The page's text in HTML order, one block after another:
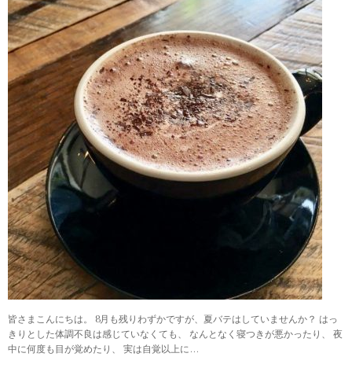
皆さまこんにちは。 8月も残りわずかですが、夏バテはしていませんか？ はっ
きりとした体調不良は感じていなくても、 なんとなく寝つきが悪かったり、 夜
中に何度も目が覚めたり、 実は自覚以上に…